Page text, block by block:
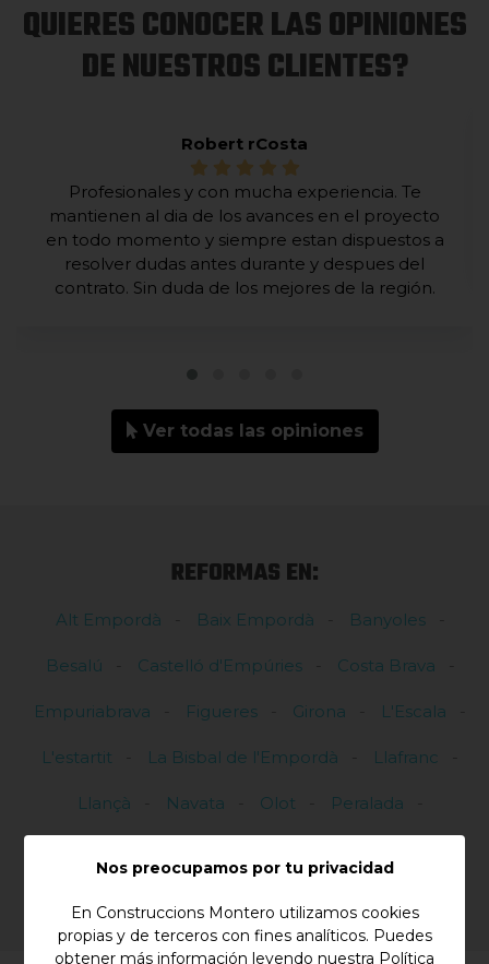
QUIERES CONOCER LAS OPINIONES
DE NUESTROS CLIENTES?
Robert rCosta
Profesionales y con mucha experiencia. Te
mantienen al dia de los avances en el proyecto
en todo momento y siempre estan dispuestos a
resolver dudas antes durante y despues del
contrato. Sin duda de los mejores de la región.
Ver todas las opiniones
REFORMAS EN:
Alt Empordà Baix Empordà Banyoles
Besalú Castelló d'Empúries Costa Brava
Empuriabrava Figueres Girona L'Escala
L'estartit La Bisbal de l'Empordà Llafranc
Llançà Navata Olot Peralada
Nos preocupamos por tu privacidad
En Construccions Montero utilizamos cookies
propias y de terceros con fines analíticos. Puedes
obtener más información leyendo nuestra Política